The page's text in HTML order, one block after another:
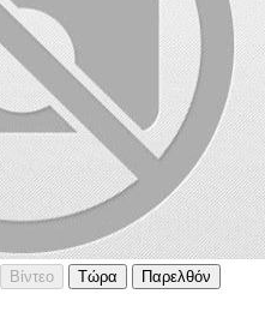
Βίντεο Τώρα Παρελθόν